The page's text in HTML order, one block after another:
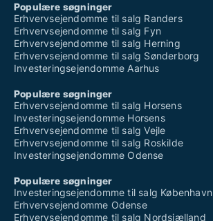
Populære søgninger
Erhvervsejendomme til salg Randers
Erhvervsejendomme til salg Fyn
Erhvervsejendomme til salg Herning
Erhvervsejendomme til salg Sønderborg
Investeringsejendomme Aarhus
Populære søgninger
Erhvervsejendomme til salg Horsens
Investeringsejendomme Horsens
Erhvervsejendomme til salg Vejle
Erhvervsejendomme til salg Roskilde
Investeringsejendomme Odense
Populære søgninger
Investeringsejendomme til salg København
Erhvervsejendomme Odense
Erhvervsejendomme til salg Nordsjælland